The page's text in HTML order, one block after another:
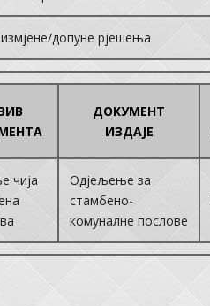
допуне рјешења
ДОКУМЕНТ
ИЗДАЈЕ
чија
Одјељење за
стамбено-
комуналне послове